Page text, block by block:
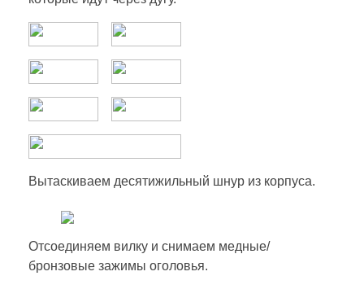
Вытаскиваем десятижильный шнур из корпуса.
Отсоединяем вилку и снимаем медные/
бронзовые зажимы оголовья.